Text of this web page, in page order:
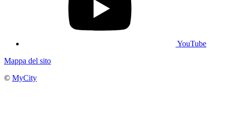
YouTube
Mappa del sito
© MyCity